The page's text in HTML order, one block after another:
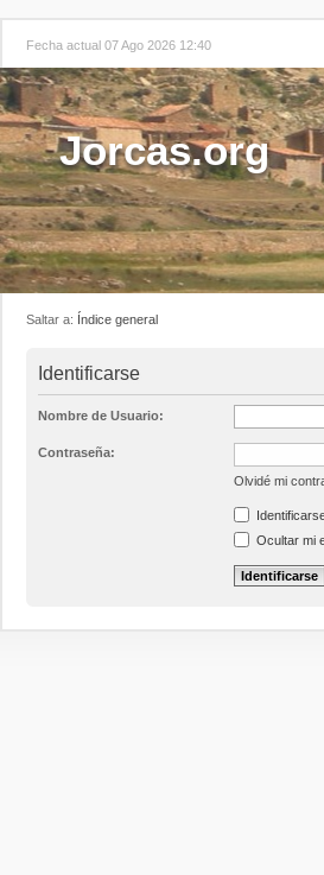
Fecha actual 07 Ago 2026 12:40
Jorcas.org
Saltar a: Índice general
Identificarse
Nombre de Usuario:
Contraseña:
Olvidé mi
Ocultar mi